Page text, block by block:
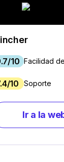
10 Facilidad
10 Soporte
Ir a la